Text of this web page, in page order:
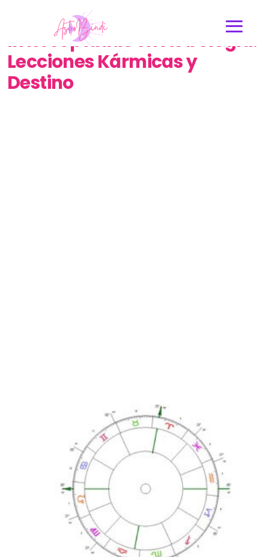
Descifrando las Casas
Interceptadas en Astrología:
Lecciones Kármicas y
Destino